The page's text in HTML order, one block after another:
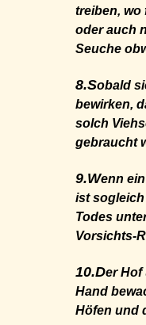
treiben, wo
oder auch
Seuche
8.Sobald
bewirken,
solch
gebraucht
9.Wenn
ist sogleich
Todes
Vorsichts-
10.Der Hof
Hand
Höfen und